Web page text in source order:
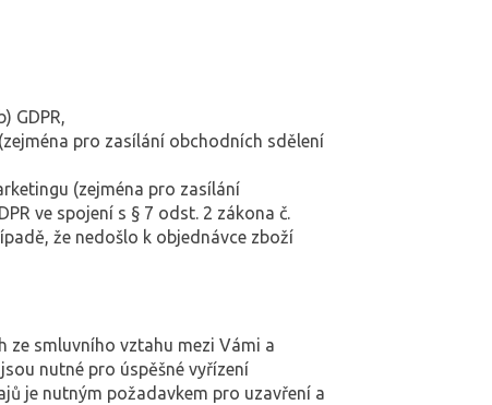
GDPR,
pro zasílání obchodních sdělení
(zejména pro zasílání
ve spojení s § 7 odst. 2 zákona č.
že nedošlo k objednávce zboží
ze smluvního vztahu mezi Vámi a
nutné pro úspěšné vyřízení
je nutným požadavkem pro uzavření a